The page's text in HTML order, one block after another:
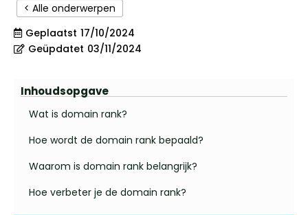
< Alle onderwerpen
Geplaatst 17/10/2024
Geüpdatet 03/11/2024
Inhoudsopgave
Wat is domain rank?
Hoe wordt de domain rank bepaald?
Waarom is domain rank belangrijk?
Hoe verbeter je de domain rank?